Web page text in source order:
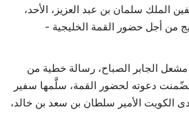
الملك سلمان بن عبد العزيز، الأحد،
من أجل حضور القمة الخليجية -
الجابر الصباح، رسالة خطية من
دعوته لحضور القمة، سلَّمها سفير
الكويت الأمير سلطان بن سعد بن خالد،